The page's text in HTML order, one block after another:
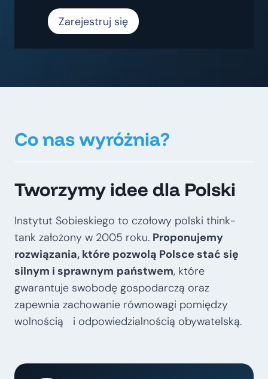
Zarejestruj się
Co nas wyróżnia?
Tworzymy idee dla Polski
Instytut Sobieskiego to czołowy polski think-
tank założony w 2005 roku. Proponujemy
rozwiązania, które pozwolą Polsce stać się
silnym i sprawnym państwem, które
gwarantuje swobodę gospodarczą oraz
zapewnia zachowanie równowagi pomiędzy
wolnością i odpowiedzialnością obywatelską.